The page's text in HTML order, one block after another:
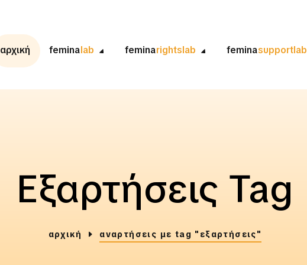
αρχική feminalab feminarightslab feminasupportlab
Εξαρτήσεις Tag
αρχική αναρτήσεις με tag "εξαρτήσεις"